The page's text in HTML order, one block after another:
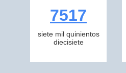
7517
siete mil quinientos
diecisiete